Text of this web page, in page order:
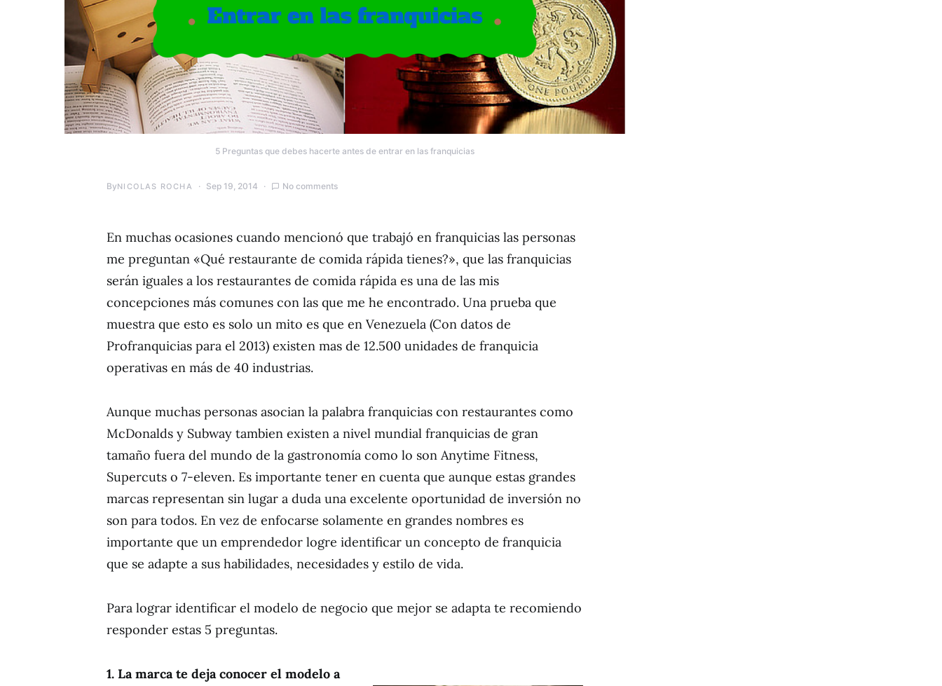
5 Preguntas que debes hacerte antes de entrar en las franquicias
ByNICOLAS ROCHA Sep 19, 2014 No comments
En muchas ocasiones cuando mencionó que trabajó en franquicias las personas
me preguntan «Qué restaurante de comida rápida tienes?», que las franquicias
serán iguales a los restaurantes de comida rápida es una de las mis
concepciones más comunes con las que me he encontrado. Una prueba que
muestra que esto es solo un mito es que en Venezuela (Con datos de
Profranquicias para el 2013) existen mas de 12.500 unidades de franquicia
operativas en más de 40 industrias.
Aunque muchas personas asocian la palabra franquicias con restaurantes como
McDonalds y Subway tambien existen a nivel mundial franquicias de gran
tamaño fuera del mundo de la gastronomía como lo son Anytime Fitness,
Supercuts o 7-eleven. Es importante tener en cuenta que aunque estas grandes
marcas representan sin lugar a duda una excelente oportunidad de inversión no
son para todos. En vez de enfocarse solamente en grandes nombres es
importante que un emprendedor logre identificar un concepto de franquicia
que se adapte a sus habilidades, necesidades y estilo de vida.
Para lograr identificar el modelo de negocio que mejor se adapta te recomiendo
responder estas 5 preguntas.
1. La marca te deja conocer el modelo a